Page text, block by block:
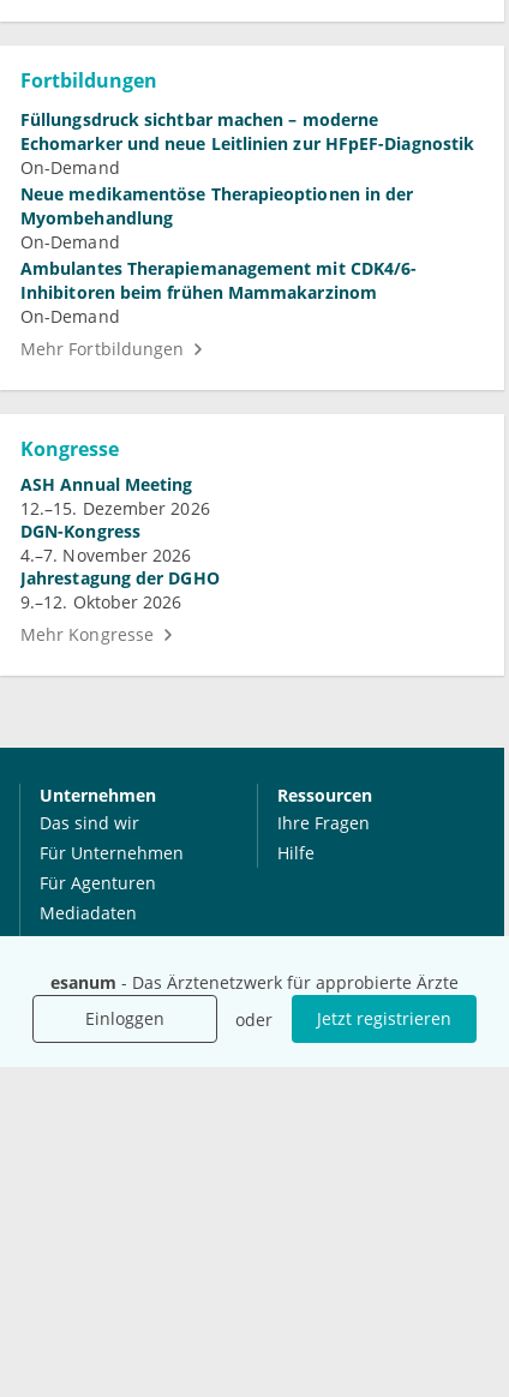
esanum - Das Ärztenetzwerk für approbierte Ärzte
Einloggen
oder Jetzt registrieren
Fortbildungen
Füllungsdruck sichtbar machen – moderne
Echomarker und neue Leitlinien zur HFpEF-Diagnostik
On-Demand
Neue medikamentöse Therapieoptionen in der
Myombehandlung
On-Demand
Ambulantes Therapiemanagement mit CDK4/6-
Inhibitoren beim frühen Mammakarzinom
On-Demand
Mehr Fortbildungen
Kongresse
ASH Annual Meeting
12.–15. Dezember 2026
DGN-Kongress
4.–7. November 2026
Jahrestagung der DGHO
9.–12. Oktober 2026
Mehr Kongresse
Unternehmen
Das sind wir
Für Unternehmen
Für Agenturen
Mediadaten
Presse
Jobs
Ressourcen
Ihre Fragen
Hilfe